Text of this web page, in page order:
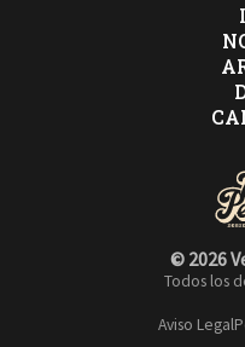
© 2026
Todos los
Aviso Legal